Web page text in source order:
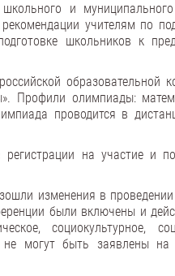
и
учителям по
школьников к
образовательной
Профили олимпиады:
проводится в
на участие и
изменения в
были включены и
социокультурное,
не могут быть заявлены на